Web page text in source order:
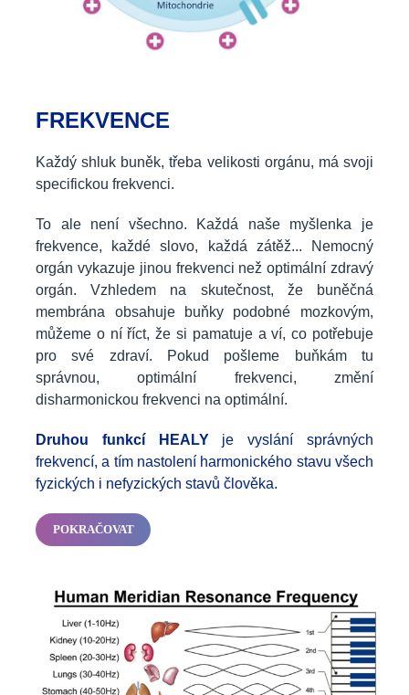
FREKVENCE
Každý shluk buněk, třeba velikosti orgánu, má svoji
specifickou frekvenci.
To ale není všechno. Každá naše myšlenka je
frekvence, každé slovo, každá zátěž... Nemocný
orgán vykazuje jinou frekvenci než optimální zdravý
orgán. Vzhledem na skutečnost, že buněčná
membrána obsahuje buňky podobné mozkovým,
můžeme o ní říct, že si pamatuje a ví, co potřebuje
pro své zdraví. Pokud pošleme buňkám tu
správnou, optimální frekvenci, změní
disharmonickou frekvenci na optimální.
Druhou funkcí HEALY je vyslání správných
frekvencí, a tím nastolení harmonického stavu všech
fyzických i nefyzických stavů člověka.
POKRAČOVAT